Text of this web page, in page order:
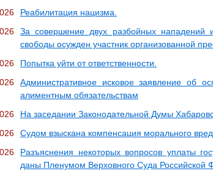
Реабилитация нацизма.
За совершение двух разбойных нападений
свободы осужден участник организованной
Попытка уйти от ответственности.
Административное исковое заявление об
алиментным обязательствам
На заседании Законодательной Думы
Судом взыскана компенсация морального
Разъяснения некоторых вопросов уплаты
даны Пленумом Верховного Суда Российской